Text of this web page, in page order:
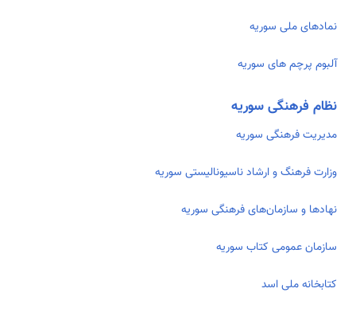
نمادهای ملی سوریه
آلبوم پرچم های سوریه
نظام فرهنگی سوریه
مدیریت فرهنگی سوریه
وزارت فرهنگ و ارشاد ناسیونالیستی سوریه
نهادها و سازمان‌های فرهنگی سوریه
سازمان عمومی کتاب سوریه
کتابخانه ملی اسد